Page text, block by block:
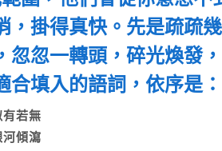
，掛得真快。先是疏疏
忽忽一轉頭，碎光煥發
合填入的語詞，依序是
有若無
河傾瀉